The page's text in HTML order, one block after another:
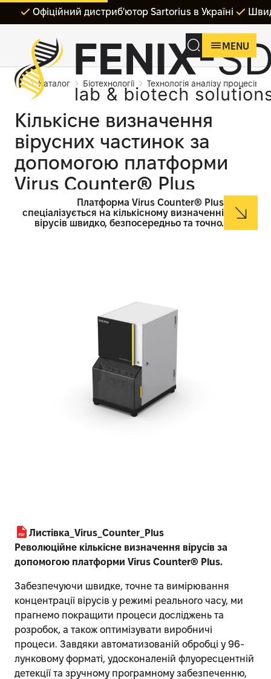
Офіційний дистриб'ютор Sartorius в Україні
MENU
Каталог Біотехнології Технологія аналізу процесів
Кількісне визначення
вірусних частинок за
допомогою платформи
Virus Counter® Plus
Платформа Virus Counter® Plus
спеціалізується на кількісному визначенні
вірусів швидко, безпосередньо та точно.
Листівка_Virus_Counter_Plus
Революційне кількісне визначення вірусів за
допомогою платформи Virus Counter® Plus.
Забезпечуючи швидке, точне та вимірювання
концентрації вірусів у режимі реального часу, ми
прагнемо покращити процеси досліджень та
розробок, а також оптимізувати виробничі
процеси. Завдяки автоматизованій обробці у 96-
лунковому форматі, удосконаленій флуоресцентній
детекції та зручному програмному забезпеченню,